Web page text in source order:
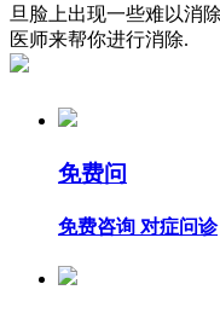
旦脸上出现一些难以消
医师来帮你进行消除.
免费问
免费咨询 对症问诊